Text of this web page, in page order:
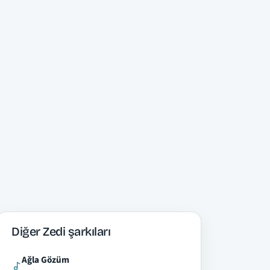
Diğer Zedi şarkıları
Ağla Gözüm